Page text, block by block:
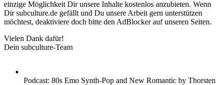
einzige Möglichkeit Dir unsere Inhalte kostenlos anzubieten. Wenn
Dir subculture.de gefällt und Du unsere Arbeit gern unterstützen
möchtest, deaktiviere doch bitte den AdBlocker auf unseren Seiten.
Vielen Dank dafür!
Dein subculture-Team
Podcast: 80s Emo Synth-Pop and New Romantic by Thorsten